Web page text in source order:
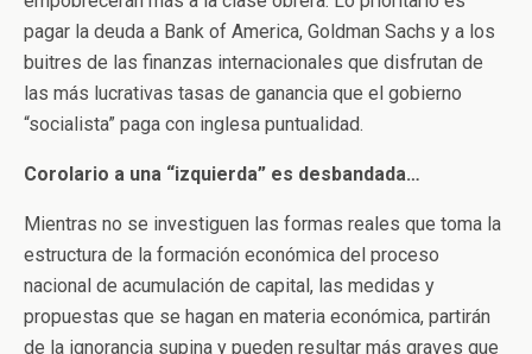
pagar la deuda a Bank of America, Goldman Sachs y a los
buitres de las finanzas internacionales que disfrutan de
las más lucrativas tasas de ganancia que el gobierno
“socialista” paga con inglesa puntualidad.
Corolario a una “izquierda” es desbandada…
Mientras no se investiguen las formas reales que toma la
estructura de la formación económica del proceso
nacional de acumulación de capital, las medidas y
propuestas que se hagan en materia económica, partirán
de la ignorancia supina y pueden resultar más graves que